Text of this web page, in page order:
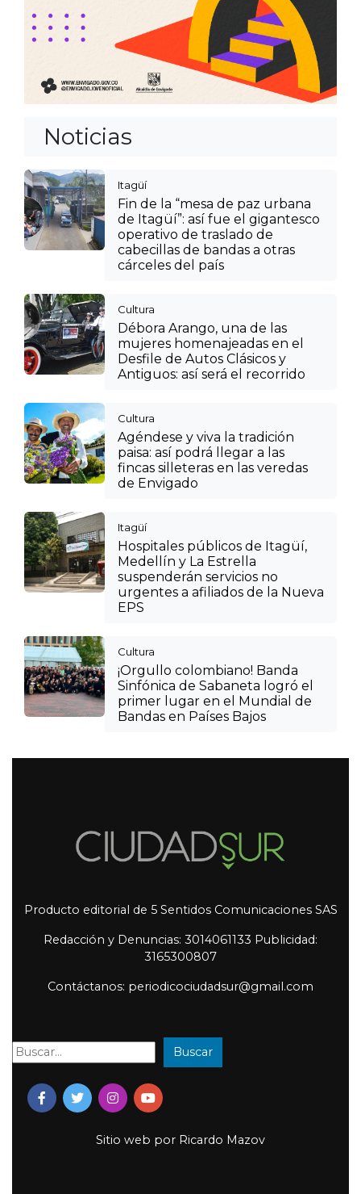
Noticias
Itagüí
Fin de la “mesa de paz urbana
de Itagüí”: así fue el gigantesco
operativo de traslado de
cabecillas de bandas a otras
cárceles del país
Cultura
Débora Arango, una de las
mujeres homenajeadas en el
Desfile de Autos Clásicos y
Antiguos: así será el recorrido
Cultura
Agéndese y viva la tradición
paisa: así podrá llegar a las
fincas silleteras en las veredas
de Envigado
Itagüí
Hospitales públicos de Itagüí,
Medellín y La Estrella
suspenderán servicios no
urgentes a afiliados de la Nueva
EPS
Cultura
¡Orgullo colombiano! Banda
Sinfónica de Sabaneta logró el
primer lugar en el Mundial de
Bandas en Países Bajos
Producto editorial de 5 Sentidos Comunicaciones SAS
Redacción y Denuncias: 3014061133 Publicidad:
3165300807
Contáctanos: periodicociudadsur@gmail.com
Buscar: Buscar
Sitio web por Ricardo Mazov